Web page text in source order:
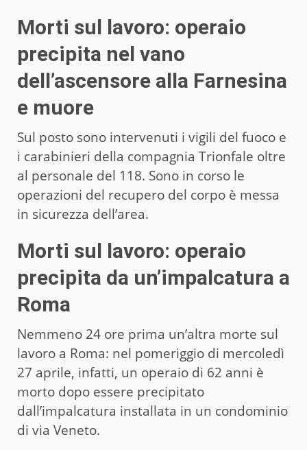
Morti sul lavoro: operaio
precipita nel vano
dell’ascensore alla Farnesina
e muore
Sul posto sono intervenuti i vigili del fuoco e
i carabinieri della compagnia Trionfale oltre
al personale del 118. Sono in corso le
operazioni del recupero del corpo è messa
in sicurezza dell’area.
Morti sul lavoro: operaio
precipita da un’impalcatura a
Roma
Nemmeno 24 ore prima un’altra morte sul
lavoro a Roma: nel pomeriggio di mercoledì
27 aprile, infatti, un operaio di 62 anni è
morto dopo essere precipitato
dall’impalcatura installata in un condominio
di via Veneto.